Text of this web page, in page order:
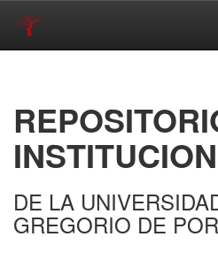
DE LA
GREGORIO DE